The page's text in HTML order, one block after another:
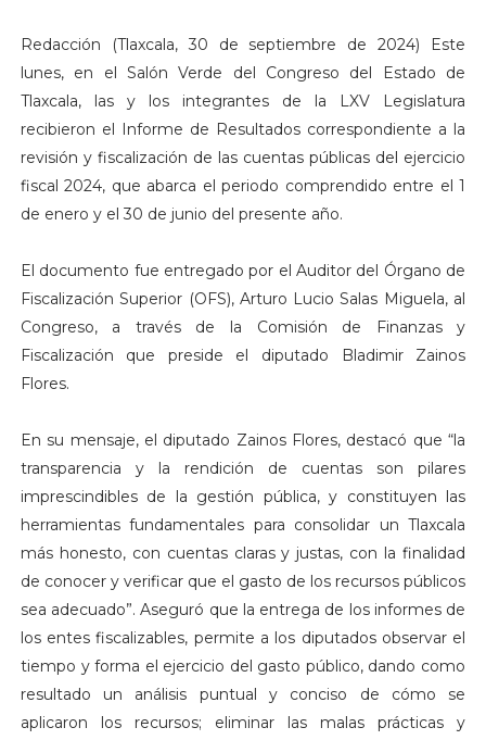
Redacción (Tlaxcala, 30 de septiembre de 2024) Este
lunes, en el Salón Verde del Congreso del Estado de
Tlaxcala, las y los integrantes de la LXV Legislatura
recibieron el Informe de Resultados correspondiente a la
revisión y fiscalización de las cuentas públicas del ejercicio
fiscal 2024, que abarca el periodo comprendido entre el 1
de enero y el 30 de junio del presente año.
El documento fue entregado por el Auditor del Órgano de
Fiscalización Superior (OFS), Arturo Lucio Salas Miguela, al
Congreso, a través de la Comisión de Finanzas y
Fiscalización que preside el diputado Bladimir Zainos
Flores.
En su mensaje, el diputado Zainos Flores, destacó que “la
transparencia y la rendición de cuentas son pilares
imprescindibles de la gestión pública, y constituyen las
herramientas fundamentales para consolidar un Tlaxcala
más honesto, con cuentas claras y justas, con la finalidad
de conocer y verificar que el gasto de los recursos públicos
sea adecuado”. Aseguró que la entrega de los informes de
los entes fiscalizables, permite a los diputados observar el
tiempo y forma el ejercicio del gasto público, dando como
resultado un análisis puntual y conciso de cómo se
aplicaron los recursos; eliminar las malas prácticas y